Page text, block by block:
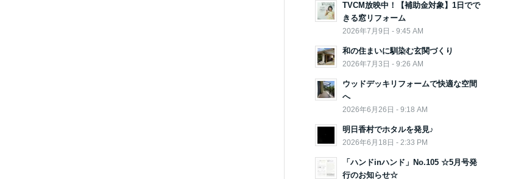
TVCM放映中！【補助金対象】1日でで
きる窓リフォーム
2026年7月9日 - 9:45 AM
和の住まいに馴染む玄関づくり
2026年7月3日 - 9:26 AM
ウッドデッキリフォームで快適な空間
へ
2026年6月26日 - 9:18 AM
明日香村でホタルを発見♪
2026年6月18日 - 2:33 PM
「ハンドinハンド」No.105 ☆5月号発
行のお知らせ☆